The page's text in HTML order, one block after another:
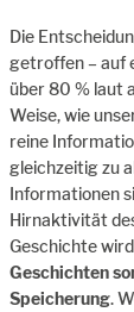
Die
getroffen – auf
über 80 % laut
Weise, wie
reine
gleichzeitig zu
Informationen
Hirnaktivität
Geschichte
Geschichten
Speicherung.